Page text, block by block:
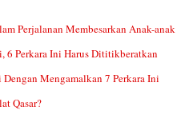
Perjalanan Membesarkan Anak-anak
6 Perkara Ini Harus Dititikberatkan
Mengamalkan 7 Perkara Ini
Qasar?